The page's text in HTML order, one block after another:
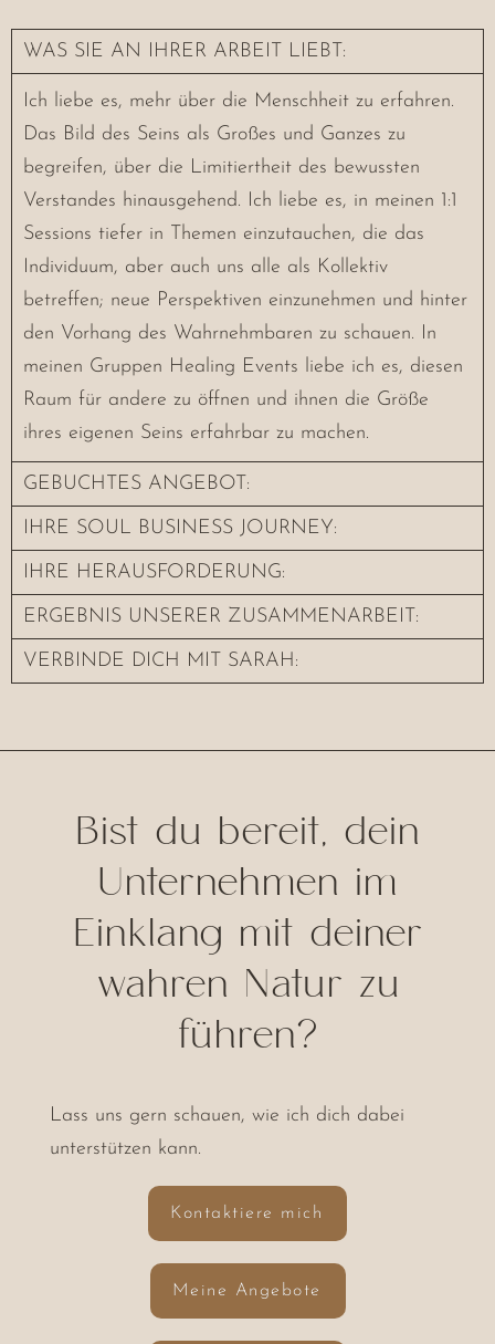
WAS SIE AN IHRER ARBEIT LIEBT:
Ich liebe es, mehr über die Menschheit zu erfahren.
Das Bild des Seins als Großes und Ganzes zu
begreifen, über die Limitiertheit des bewussten
Verstandes hinausgehend. Ich liebe es, in meinen 1:1
Sessions tiefer in Themen einzutauchen, die das
Individuum, aber auch uns alle als Kollektiv
betreffen; neue Perspektiven einzunehmen und hinter
den Vorhang des Wahrnehmbaren zu schauen. In
meinen Gruppen Healing Events liebe ich es, diesen
Raum für andere zu öffnen und ihnen die Größe
ihres eigenen Seins erfahrbar zu machen.
GEBUCHTES ANGEBOT:
IHRE SOUL BUSINESS JOURNEY:
IHRE HERAUSFORDERUNG:
ERGEBNIS UNSERER ZUSAMMENARBEIT:
VERBINDE DICH MIT SARAH:
Bist du bereit, dein
Unternehmen im
Einklang mit deiner
wahren Natur zu
führen?
Lass uns gern schauen, wie ich dich dabei
unterstützen kann.
Kontaktiere mich
Meine Angebote